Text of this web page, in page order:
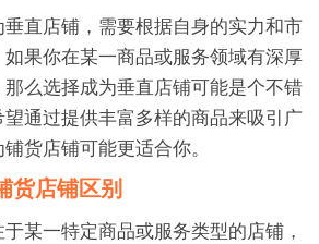
直店铺，需要根据自身的实力和市
果你在某一商品或服务领域有深厚
么选择成为垂直店铺可能是个不错
通过提供丰富多样的商品来吸引广
货店铺可能更适合你。
货店铺区别
某一特定商品或服务类型的店铺，